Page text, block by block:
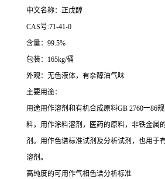
中文名称：正戊醇
CAS号:71-41-0
含量：99.5%
包装：165kg/桶
外观：无色液体，有杂醇油气味
主要用途：
用途用作溶剂和有机合成原料GB 2760一86
料，用作涂料溶剂，医药的原料，非铁金属
剂。用作色谱标准试剂及分析试剂，也用于
溶剂。
高纯度的可用作气相色谱分析标准